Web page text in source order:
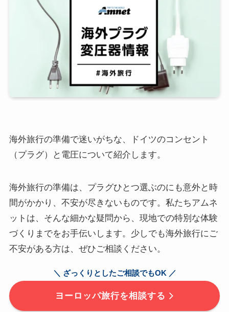
海外旅行の準備で迷いがちな、ドイツのコンセント
（プラグ）と電圧について紹介します。
海外旅行の準備は、プラグひとつ選ぶのにも意外と時
間がかかり、不安が尽きないものです。私たちアムネ
ットは、そんな細かな疑問から、現地での特別な体験
づくりまでをお手伝いします。少しでも海外旅行にご
不安がある方は、ぜひご相談ください。
＼ ざっくりとしたご相談でもOK ／
ヨーロッパ旅行を相談する